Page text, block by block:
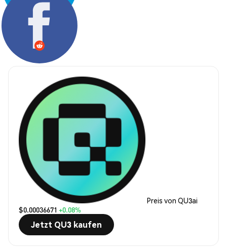
Teilen:
Preis von QU3ai
$0.00036671 +0.08%
Jetzt QU3 kaufen